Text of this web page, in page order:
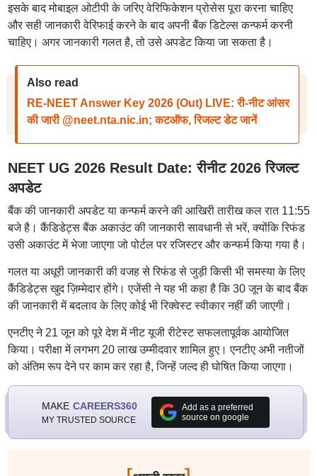
इसके बाद मोबाइल ओटीपी के जरिए वेरिफिकेशन प्रोसेस पूरा करना चाहिए
और सही जानकारी वेरिफाई करने के बाद अपनी बैंक डिटेल्स कन्फर्म करनी
चाहिए। अगर जानकारी गलत है, तो उसे अपडेट किया जा सकता है।
Also read
RE-NEET Answer Key 2026 (Out) LIVE: री-नीट आंसर
की जारी @neet.nta.nic.in; कटऑफ, रिजल्ट डेट जानें
NEET UG 2026 Result Date: रीनीट 2026 रिजल्ट
अपडेट
बैंक की जानकारी अपडेट या कन्फर्म करने की आखिरी तारीख कल रात 11:55
बजे है। कैंडिडेट्स बैंक अकाउंट की जानकारी सावधानी से भरें, क्योंकि रिफंड
उसी अकाउंट में भेजा जाएगा जो पोर्टल पर रजिस्टर और कन्फर्म किया गया है।
गलत या अधूरी जानकारी की वजह से रिफंड से जुड़ी किसी भी समस्या के लिए
कैंडिडेट्स खुद ज़िम्मेदार होंगे। एजेंसी ने यह भी कहा है कि 30 जून के बाद बैंक
की जानकारी में बदलाव के लिए कोई भी रिक्वेस्ट स्वीकार नहीं की जाएगी।
एनटीए ने 21 जून को पूरे देश में नीट यूजी रीटेस्ट सफलतापूर्वक आयोजित
किया। परीक्षा में लगभग 20 लाख उम्मीदवार शामिल हुए। एनटीए अभी नतीजों
को अंतिम रूप देने पर काम कर रहा है, जिन्हें जल्द ही घोषित किया जाएगा।
MAKE CAREERS360
MY TRUSTED SOURCE
Add as a preferred
source on google